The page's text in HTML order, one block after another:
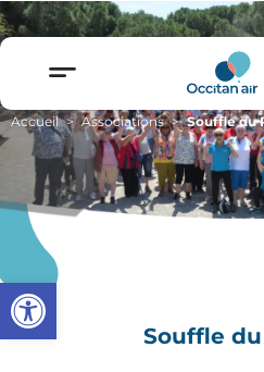
Accueil Associations Souffle du
Souffle
Ouvrir la barre d’outils